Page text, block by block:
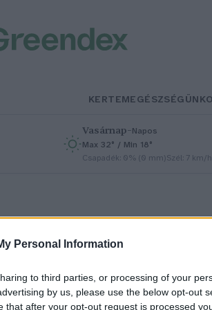
Personal Information
to third parties, or processing of your
by us, please use the below opt-out
that after your opt-out request is processed
KERTEMEGÉSZSÉGÜNK
Vasárnap–Napos
Max 32° / Min 18°
Csapadék: 0% (0 mm)Szél: 7 km/h
szivárog a